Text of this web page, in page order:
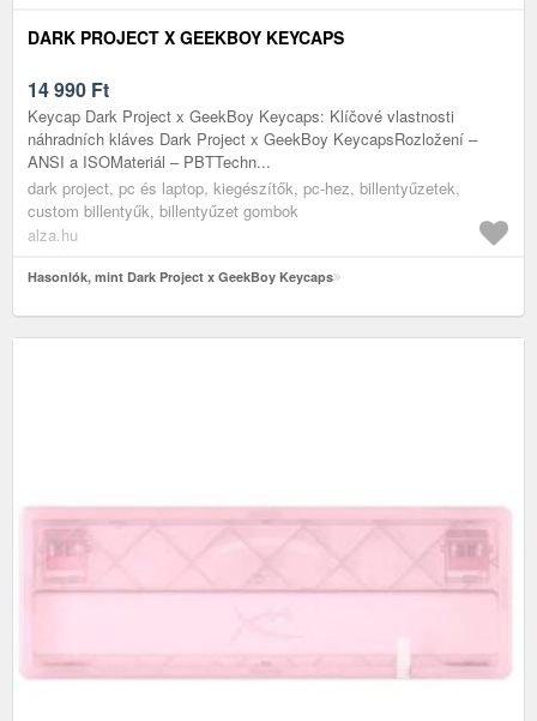
DARK PROJECT X GEEKBOY KEYCAPS
14 990 Ft
Keycap Dark Project x GeekBoy Keycaps: Klíčové vlastnosti
náhradních kláves Dark Project x GeekBoy KeycapsRozložení –
ANSI a ISOMateriál – PBTTechn...
dark project, pc és laptop, kiegészítők, pc-hez, billentyűzetek,
custom billentyűk, billentyűzet gombok
alza.hu
Hasonlók, mint Dark Project x GeekBoy Keycaps